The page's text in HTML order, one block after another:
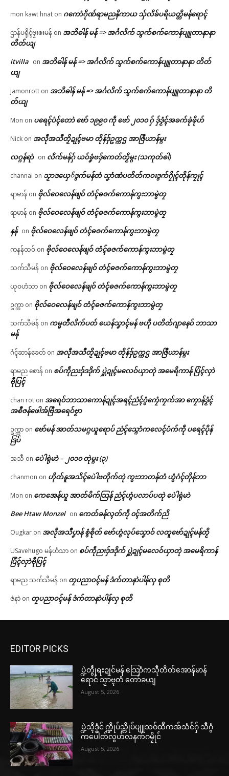
mon kawt hnat on ဂကောံဂိုဏ်ရာမညနိကာယ သှ်လိခ်ပရိယတ္တိမန်ရောၚ်
ဌာန်ပရိုၚ်ဗၠးၜးမန် on အဘိဓါန် မန် => အၚ်္ဂလိက် သွက်စက်ကောန်ပျူတာနာနာ
တိတ်ယျ
itvilla on အဘိဓါန် မန် => အၚ်္ဂလိက် သွက်စက်ကောန်ပျူတာနာနာ တိတ်
ယျ
jamonrott on အဘိဓါန် မန် => အၚ်္ဂလိက် သွက်စက်ကောန်ပျူတာနာနာ တိ
တ်ယျ
Mon on ပရေၚ်ပံၚ်တောဲ ဗော် ၁၉၉၀ ကဵု ဗော် ၂၀၁၀ ဂှ် ဒှ်ဒၟံၚ်အခက်ခုဲဖိုဟ်
Nick on အလဵုအသဳတၟိဍုၚ်ဗမာ တိုန်ဒှ်ဥက္ကဌ အာဇြဳယာန်မ္ဂး
လဂ္ဂန်ရာံ on လိက်မန်ဂှ် ယဝ်ခၞံဗဒှ်ကေတ်တၟိမ္ဂး (သကုတ်ၜါ)
channai on သၟာဒယှေ်ဒွက်မန်တံ သၞာံဏံပတိတ်ကဝးဒွက်ဂၠိုၚ်တိုန်ကၠုၚ်
ရာမာန် on ဗိုလ်ဝေလေန်ဖျဝ် တံၚ်ဓဇက်ကောန်ကွးဘာမွဲတၠ
ရာမာန် on ဗိုလ်ဝေလေန်ဖျဝ် တံၚ်ဓဇက်ကောန်ကွးဘာမွဲတၠ
နန် on ဗိုလ်ဝေလေန်ဖျဝ် တံၚ်ဓဇက်ကောန်ကွးဘာမွဲတၠ
ကနန်ထဝ် on ဗိုလ်ဝေလေန်ဖျဝ် တံၚ်ဓဇက်ကောန်ကွးဘာမွဲတၠ
သက်သီမန် on ဗိုလ်ဝေလေန်ဖျဝ် တံၚ်ဓဇက်ကောန်ကွးဘာမွဲတၠ
ယုဝဟံသာ on ဗိုလ်ဝေလေန်ဖျဝ် တံၚ်ဓဇက်ကောန်ကွးဘာမွဲတၠ
ဥက္ကာ on ဗိုလ်ဝေလေန်ဖျဝ် တံၚ်ဓဇက်ကောန်ကွးဘာမွဲတၠ
သက်သီမန် on ကမ္မတဳလိက်ပတ် ယေန်သၞာၚ်မန် ဗဟဵု ပတိတ်ဂျာနေဝ် ဘာသာ
မန်
ဂံၚ်ဆာန်ခေတ် on အလဵုအသဳတၟိဍုၚ်ဗမာ တိုန်ဒှ်ဥက္ကဌ အာဇြဳယာန်မ္ဂး
ရာမည စောန် on စပ်ကဵုညးဒှ်ဒဒိုက် ပ္ဋဲဍုၚ်မလေဝ်ယှာတုဲ အမေရိကာန် ပြံၚ်လှာဲ
ဗီုပြၚ်
chan rot on အရေဝ်ဘာသာကောန်ဍုၚ်အရၚ်ညံၚ်ဂွံကၠေံကၠက်အာ ကၠောန်ဒၟံၚ်
အစဳဇန်ဖေါအ်ဗြဳအရေဝ်ဗၟာ
ဥက္ကာ on ဗော်မန် အာတ်သမဂ္ဂယူရောပ် ညံၚ်သ္ဂောံကလေၚ်ပံက်ကဵု ပရေၚ်ပိုန်
ဒြပ်
အသီ on ပေဲါရုဲမာဲ – ၂၀၁၀ တုဲမ္ဂး (၃)
chanmon on ဟိုတ်နူအသိၚ်ပေဲါဗတိုက်တုဲ ကွးဘာတန်တံ ဟွံဂံၚ်တိုန်ဘာ
Mon on ကေအေန်ယူ အာတ်မိက်သြန် ညံၚ်ဟွံပလာပ်ပထုဲ ပေဲါရုဲမာဲ
Bee Htaw Monzel on ကေတ်ခန်လ္ၚတ်ကဵု ၀ၚ်အတိက်ညိ
Ougkar on အလဵုအသဳပၞာန် စွံစိုတ် ဗော်ဟွံလုပ်သၞောဝ် လတူဗော်ဍုၚ်မန်တၟိ
USavehugo မန်ဟံသာ on စပ်ကဵုညးဒှ်ဒဒိုက် ပ္ဋဲဍုၚ်မလေဝ်ယှာတုဲ အမေရိကာန်
ပြံၚ်လှာဲဗီုပြၚ်
ရာမည သက်သီမန် on တၠပညာဝၚ်မန် ဒံက်တာနာဲပါန်လှ စုတိ
ဇဲနာဲ on တၠပညာဝၚ်မန် ဒံက်တာနာဲပါန်လှ စုတိ
EDITOR PICKS
ပ္ဍဲတွဵုရးဍုင်မန် သြောံကသီုတိတ်အောန်မာန်
ရောင် သၟာဗ္ၚတံ တော်ခယျ
August 5, 2026
ပ္ဍဲသ္ၚိဒၟံင် က္ဍိုပ်သ္ကိုပ်ပျူသဝ်ထဳကအ်သံင်ဂှ် သီဂွံ
ကပေါတ်လွဟ်လနက်ဂမၠိုင်
August 5, 2026